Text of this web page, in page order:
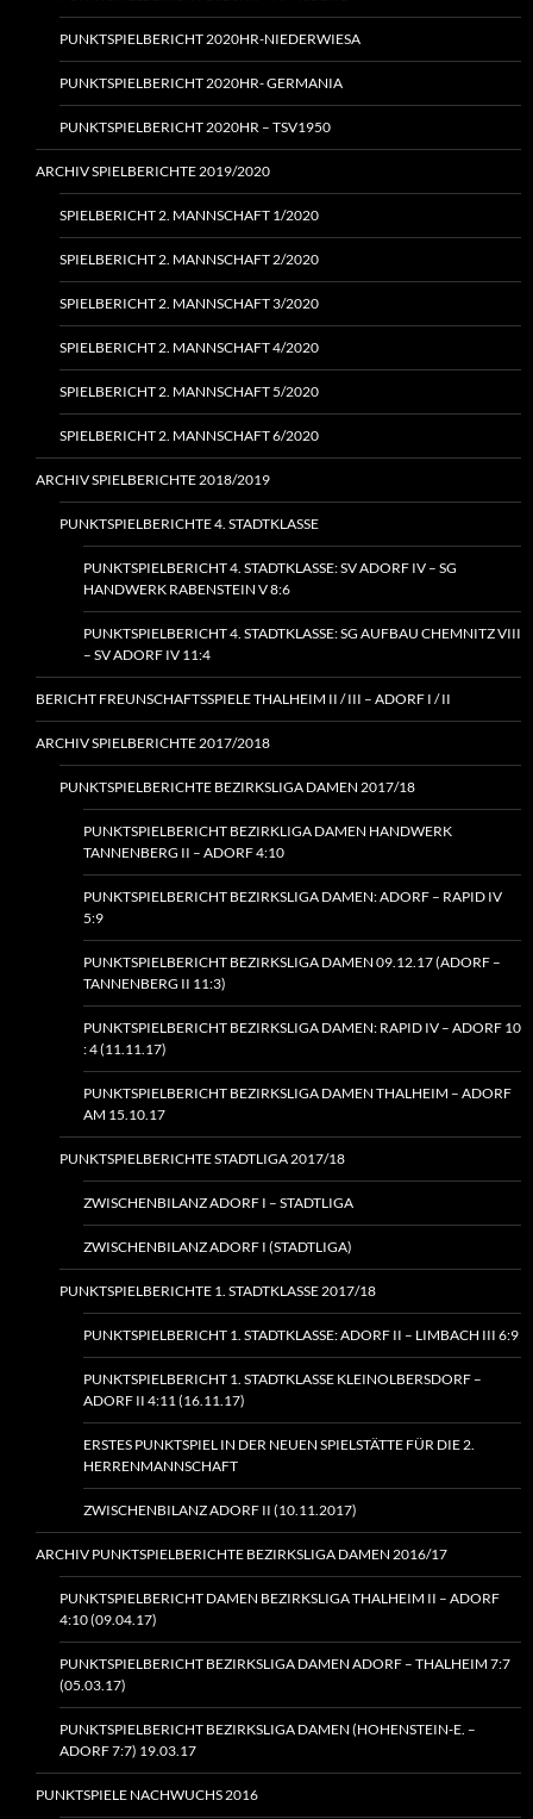
PUNKTSPIELBERICHT 2020HR-NIEDERWIESA
PUNKTSPIELBERICHT 2020HR- GERMANIA
PUNKTSPIELBERICHT 2020HR – TSV1950
ARCHIV SPIELBERICHTE 2019/2020
SPIELBERICHT 2. MANNSCHAFT 1/2020
SPIELBERICHT 2. MANNSCHAFT 2/2020
SPIELBERICHT 2. MANNSCHAFT 3/2020
SPIELBERICHT 2. MANNSCHAFT 4/2020
SPIELBERICHT 2. MANNSCHAFT 5/2020
SPIELBERICHT 2. MANNSCHAFT 6/2020
ARCHIV SPIELBERICHTE 2018/2019
PUNKTSPIELBERICHTE 4. STADTKLASSE
PUNKTSPIELBERICHT 4. STADTKLASSE: SV ADORF IV – SG
HANDWERK RABENSTEIN V 8:6
PUNKTSPIELBERICHT 4. STADTKLASSE: SG AUFBAU CHEMNITZ VIII
– SV ADORF IV 11:4
BERICHT FREUNSCHAFTSSPIELE THALHEIM II / III – ADORF I / II
ARCHIV SPIELBERICHTE 2017/2018
PUNKTSPIELBERICHTE BEZIRKSLIGA DAMEN 2017/18
PUNKTSPIELBERICHT BEZIRKLIGA DAMEN HANDWERK
TANNENBERG II – ADORF 4:10
PUNKTSPIELBERICHT BEZIRKSLIGA DAMEN: ADORF – RAPID IV
5:9
PUNKTSPIELBERICHT BEZIRKSLIGA DAMEN 09.12.17 (ADORF –
TANNENBERG II 11:3)
PUNKTSPIELBERICHT BEZIRKSLIGA DAMEN: RAPID IV – ADORF 10
: 4 (11.11.17)
PUNKTSPIELBERICHT BEZIRKSLIGA DAMEN THALHEIM – ADORF
AM 15.10.17
PUNKTSPIELBERICHTE STADTLIGA 2017/18
ZWISCHENBILANZ ADORF I – STADTLIGA
ZWISCHENBILANZ ADORF I (STADTLIGA)
PUNKTSPIELBERICHTE 1. STADTKLASSE 2017/18
PUNKTSPIELBERICHT 1. STADTKLASSE: ADORF II – LIMBACH III 6:9
PUNKTSPIELBERICHT 1. STADTKLASSE KLEINOLBERSDORF –
ADORF II 4:11 (16.11.17)
ERSTES PUNKTSPIEL IN DER NEUEN SPIELSTÄTTE FÜR DIE 2.
HERRENMANNSCHAFT
ZWISCHENBILANZ ADORF II (10.11.2017)
ARCHIV PUNKTSPIELBERICHTE BEZIRKSLIGA DAMEN 2016/17
PUNKTSPIELBERICHT DAMEN BEZIRKSLIGA THALHEIM II – ADORF
4:10 (09.04.17)
PUNKTSPIELBERICHT BEZIRKSLIGA DAMEN ADORF – THALHEIM 7:7
(05.03.17)
PUNKTSPIELBERICHT BEZIRKSLIGA DAMEN (HOHENSTEIN‑E. –
ADORF 7:7) 19.03.17
PUNKTSPIELE NACHWUCHS 2016